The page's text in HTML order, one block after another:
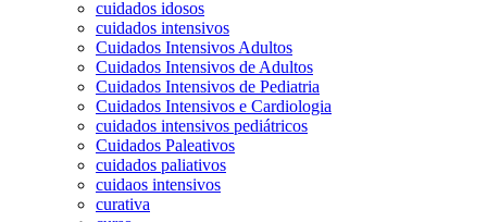
cuidados idosos
cuidados intensivos
Cuidados Intensivos Adultos
Cuidados Intensivos de Adultos
Cuidados Intensivos de Pediatria
Cuidados Intensivos e Cardiologia
cuidados intensivos pediátricos
Cuidados Paleativos
cuidados paliativos
cuidaos intensivos
curativa